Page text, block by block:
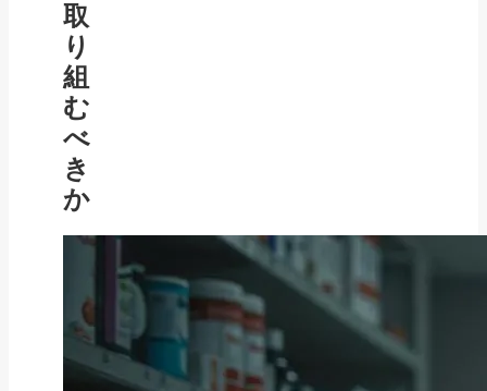
取
り
組
む
べ
き
か